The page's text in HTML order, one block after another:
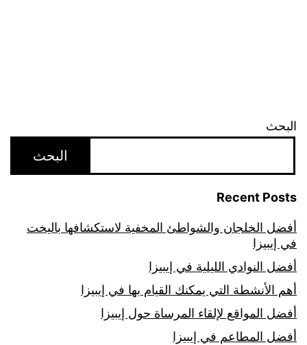
البحث
البحث
Recent Posts
أفضل الخلجان والشواطئ المخفية لاستكشافها باليخت
في إيبيزا
أفضل النوادي الليلية في إيبيزا
أهم الأنشطة التي يمكنك القيام بها في إيبيزا
أفضل المواقع لإلقاء المرساة حول إيبيزا
أفضل المطاعم في إيبيزا